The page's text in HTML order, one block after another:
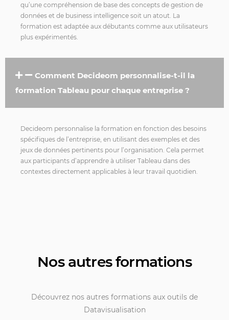
qu’une compréhension de base des concepts de gestion de
données et de business intelligence soit un atout. La
formation est adaptée aux débutants comme aux utilisateurs
plus expérimentés.
Comment Decideom personnalise-t-il la
formation Tableau pour chaque entreprise ?
Decideom personnalise la formation en fonction des besoins
spécifiques de l’entreprise, en utilisant des exemples et des
jeux de données pertinents pour l’organisation. Cela permet
aux participants d’apprendre à utiliser Tableau dans des
contextes directement applicables à leur travail quotidien.
Nos autres formations
Découvrez nos autres formations aux outils de
Datavisualisation